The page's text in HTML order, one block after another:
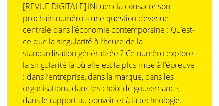
[REVUE DIGITALE] INfluencia consacre son
prochain numéro à une question devenue
centrale dans l’économie contemporaine : Qu’est-
ce que la singularité à l’heure de la
standardisation généralisée ? Ce numéro explore
la singularité là où elle est la plus mise à l’épreuve
: dans l’entreprise, dans la marque, dans les
organisations, dans les choix de gouvernance,
dans le rapport au pouvoir et à la technologie.